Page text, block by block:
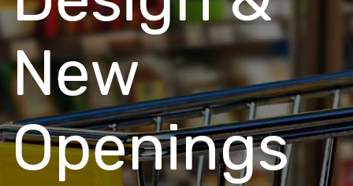
New
Openings